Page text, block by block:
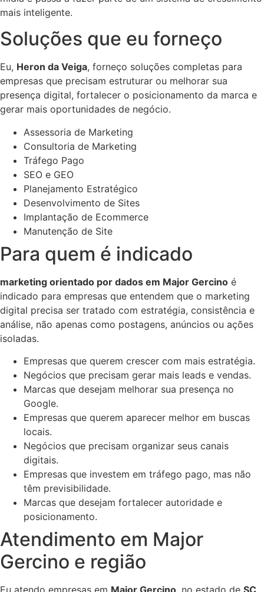
mais inteligente.
Soluções que eu forneço
Eu, Heron da Veiga, forneço soluções completas para
empresas que precisam estruturar ou melhorar sua
presença digital, fortalecer o posicionamento da marca e
gerar mais oportunidades de negócio.
Assessoria de Marketing
Consultoria de Marketing
Tráfego Pago
SEO e GEO
Planejamento Estratégico
Desenvolvimento de Sites
Implantação de Ecommerce
Manutenção de Site
Para quem é indicado
marketing orientado por dados em Major Gercino é
indicado para empresas que entendem que o marketing
digital precisa ser tratado com estratégia, consistência e
análise, não apenas como postagens, anúncios ou ações
isoladas.
Empresas que querem crescer com mais estratégia.
Negócios que precisam gerar mais leads e vendas.
Marcas que desejam melhorar sua presença no
Google.
Empresas que querem aparecer melhor em buscas
locais.
Negócios que precisam organizar seus canais
digitais.
Empresas que investem em tráfego pago, mas não
têm previsibilidade.
Marcas que desejam fortalecer autoridade e
posicionamento.
Atendimento em Major
Gercino e região